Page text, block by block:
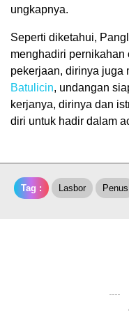
ungkapnya.
Seperti diketahui,
menghadiri pernikahan
pekerjaan, dirinya juga
Batulicin, undangan
kerjanya, dirinya dan
diri untuk hadir dalam
Tag : Lasbor Penus